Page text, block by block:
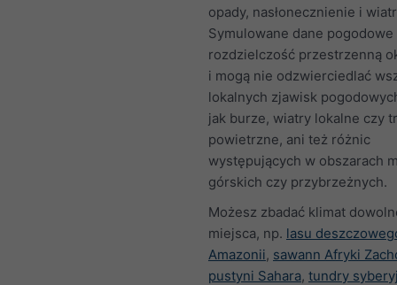
opady, nasłonecznienie i
Symulowane dane pogodowe
rozdzielczość przestrzenną
i mogą nie odzwierciedlać
lokalnych zjawisk
jak burze, wiatry lokalne czy
powietrzne, ani też różnic
występujących w obszarach
górskich czy przybrzeżnych.
Możesz zbadać klimat
miejsca, np. lasu
Amazonii, sawann Afryki
pustyni Sahara, tundry